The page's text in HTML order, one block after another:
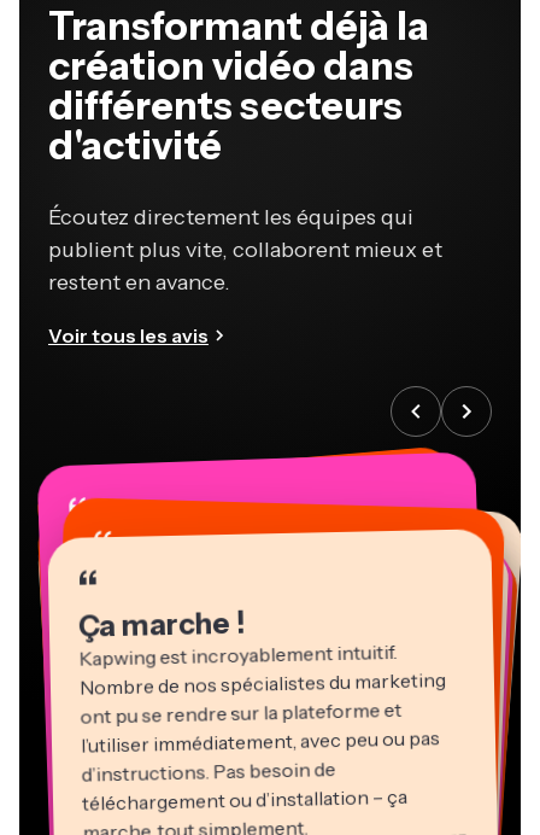
Transformant déjà la
création vidéo dans
différents secteurs
d'activité
Écoutez directement les équipes qui
publient plus vite, collaborent mieux et
restent en avance.
Voir tous les avis
“
Ça marche !
Kapwing est incroyablement intuitif.
Nombre de nos spécialistes du marketing
ont pu se rendre sur la plateforme et
l’utiliser immédiatement, avec peu ou pas
d’instructions. Pas besoin de
téléchargement ou d’installation – ça
marche, tout simplement.
“
“
“
“
Martin James
“
“
“